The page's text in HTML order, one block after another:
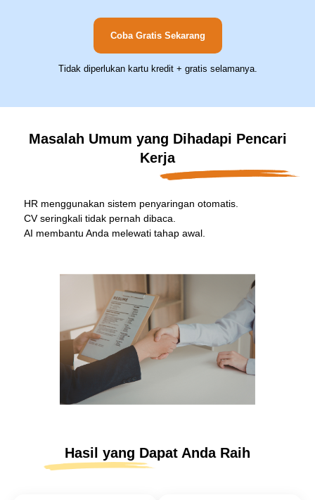
Coba Gratis Sekarang
Tidak diperlukan kartu kredit + gratis selamanya.
Masalah Umum yang Dihadapi Pencari
Kerja
HR menggunakan sistem penyaringan otomatis.
CV seringkali tidak pernah dibaca.
AI membantu Anda melewati tahap awal.
Hasil yang Dapat Anda Raih